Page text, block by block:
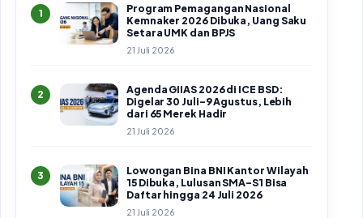
1
Program Pemagangan Nasional
Kemnaker 2026 Dibuka, Uang Saku
Setara UMK dan BPJS
21 Juli 2026
2
Agenda GIIAS 2026 di ICE BSD:
Digelar 30 Juli–9 Agustus, Lebih
dari 65 Merek Hadir
21 Juli 2026
3
Lowongan Bina BNI Kantor Wilayah
15 Dibuka, Lulusan SMA–S1 Bisa
Daftar hingga 24 Juli 2026
21 Juli 2026